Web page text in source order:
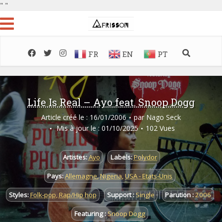
" "
FR EN PT
Life Is Real – Ayo feat. Snoop Dogg
Article créé le : 16/01/2006 par Nago Seck
Mis à jour le : 01/10/2025
102 Vues
Artistes:Ayo Labels:Polydor
Pays:Allemagne,Nigeria,USA - Etats-Unis
Styles:Folk-pop,Rap/Hip hop Support :Single Parution :2006
Featuring :Snoop Dogg